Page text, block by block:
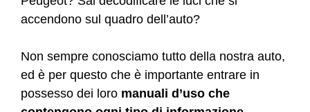
accendono sul quadro dell’auto?
Non sempre conosciamo tutto della nostra auto,
ed è per questo che è importante entrare in
possesso dei loro manuali d’uso che